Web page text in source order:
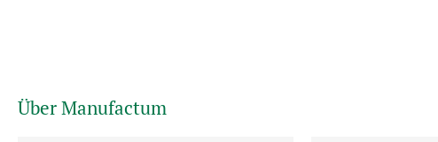
Über Manufactum